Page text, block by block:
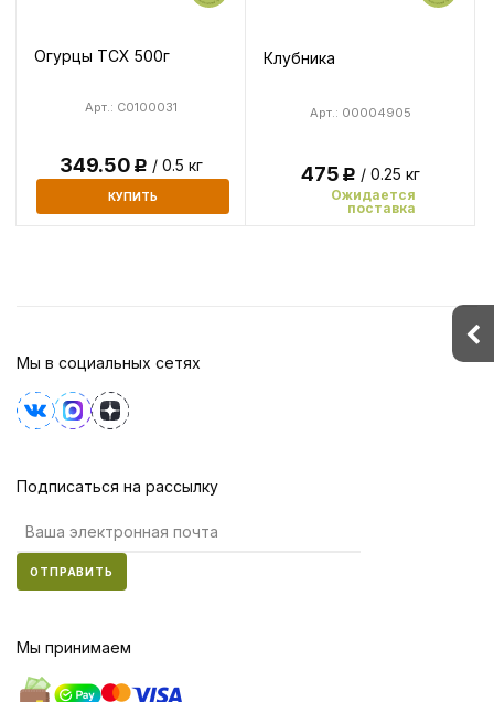
Огурцы ТСХ 500г
Арт.: C0100031
349.50Р / 0.5 кг
КУПИТЬ
Клубника
Арт.: 00004905
475Р / 0.25 кг
Ожидается
поставка
Мы в социальных сетях
Подписаться на рассылку
ОТПРАВИТЬ
Мы принимаем